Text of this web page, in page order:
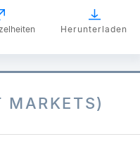
Herunterladen
MARKETS)